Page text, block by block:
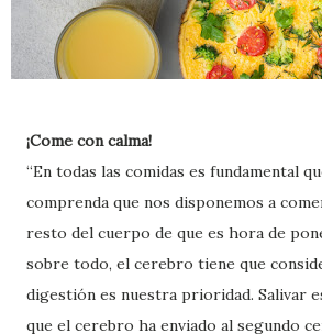
¡Come con calma!
“En todas las comidas es fundamental
comprenda que nos disponemos a
resto del cuerpo de que es hora de
sobre todo, el cerebro tiene que
digestión es nuestra prioridad. Salivar
que el cerebro ha enviado al segundo